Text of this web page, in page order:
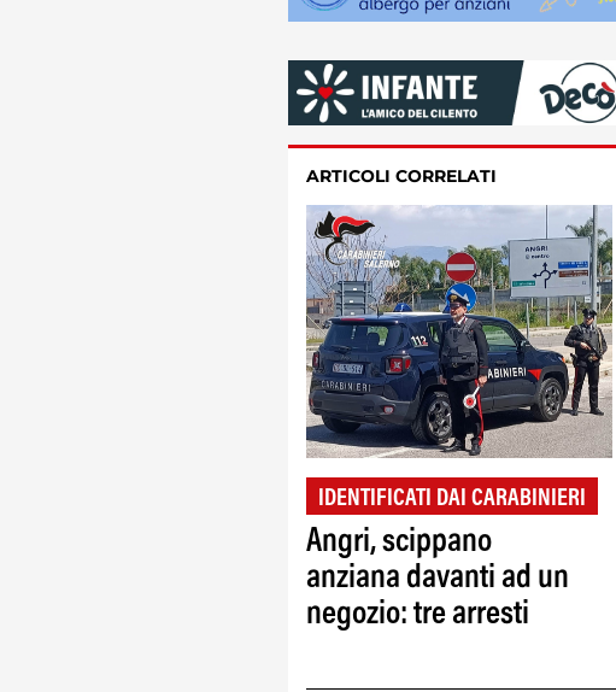
ARTICOLI CORRELATI
IDENTIFICATI DAI CARABINIERI
Angri, scippano
anziana davanti ad un
negozio: tre arresti